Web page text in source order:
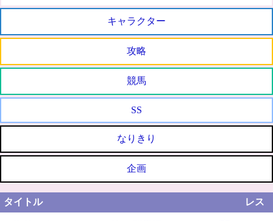
キャラクター
攻略
競馬
SS
なりきり
企画
タイトル レス